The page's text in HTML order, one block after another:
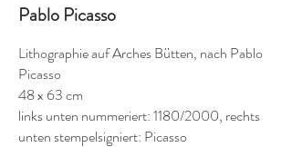
Pablo Picasso
Lithographie auf Arches Bütten, nach Pablo
Picasso
48 x 63 cm
links unten nummeriert: 1180/2000, rechts
unten stempelsigniert: Picasso